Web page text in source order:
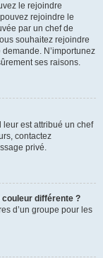
le rejoindre
rejoindre le
par un chef de
souhaitez rejoindre
N’importunez
ses raisons.
leur est attribué un chef
contactez
privé.
différente ?
d’un groupe pour les